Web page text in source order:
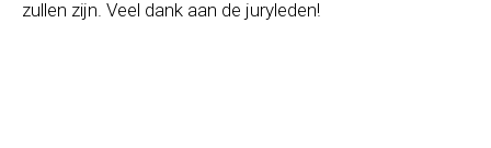
zullen zijn. Veel dank aan de juryleden!